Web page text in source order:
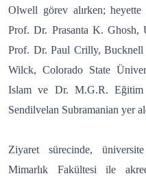
Olwell görev alırken; heyette
Prof. Dr. Prasanta K. Ghosh,
Prof. Dr. Paul Crilly, Bucknell
Wilck, Colorado State
Islam ve Dr. M.G.R. Eğitim
Sendilvelan Subramanian yer
Ziyaret sürecinde,
Mimarlık Fakültesi ile